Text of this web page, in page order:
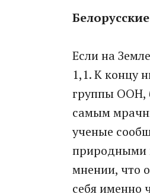
Если на
1,1. К концу
группы ООН,
самым
ученые
природными
мнении, что
себя именно